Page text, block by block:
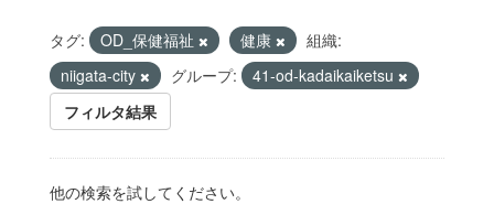
タグ: OD_保健福祉 健康
組織:
niigata-city
グループ:
41-od-kadaikaiketsu
フィルタ結果
他の検索を試してください。